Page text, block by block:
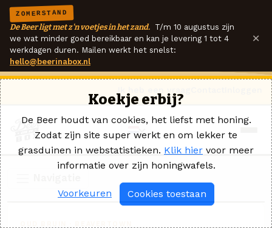
ZOMERSTAND
De Beer ligt met z'n voetjes in het zand. T/m 10 augustus zijn
we wat minder goed bereikbaar en kan je levering 1 tot 4
werkdagen duren. Mailen werkt het snelst:
hello@beerinabox.nl
×
Koekje erbij?
De Beer houdt van cookies, het liefst met honing.
Zodat zijn site super werkt en om lekker te
grasduinen in webstatistieken. Klik hier voor meer
informatie over zijn honingwafels.
Voorkeuren Cookies toestaan